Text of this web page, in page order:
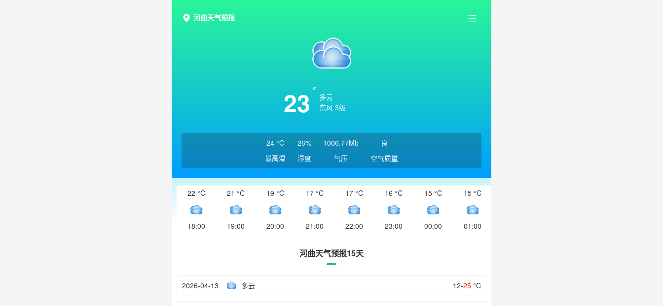
河曲天气预报
23
多云
东风 3级
24 °C
最高温
26%
湿度
1006.77Mb
气压
良
空气质量
22 °C
18:00
21 °C
19:00
19 °C
20:00
17 °C
21:00
17 °C
22:00
16 °C
23:00
15 °C
00:00
15 °C
01:00
河曲天气预报15天
2026-04-13 多云 12-25 °C